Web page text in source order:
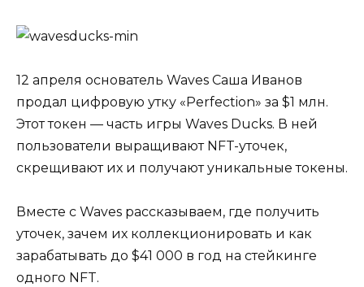
12 апреля основатель Waves Саша Иванов
продал цифровую утку «Perfection» за $1 млн.
Этот токен — часть игры Waves Ducks. В ней
пользователи выращивают NFT-уточек,
скрещивают их и получают уникальные токены.
Вместе с Waves рассказываем, где получить
уточек, зачем их коллекционировать и как
зарабатывать до $41 000 в год на стейкинге
одного NFT.